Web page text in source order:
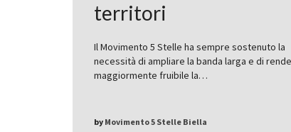
territori
Il Movimento 5 Stelle ha sempre sostenuto la
necessità di ampliare la banda larga e di
maggiormente fruibile la…
by Movimento 5 Stelle Biella